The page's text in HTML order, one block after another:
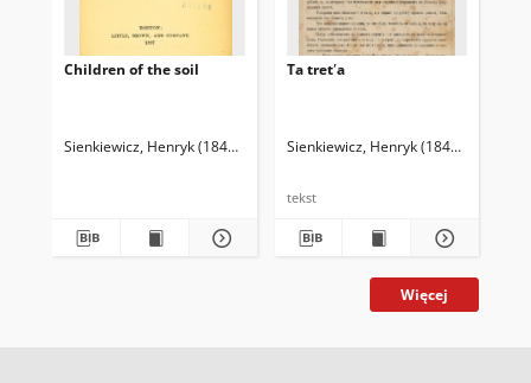
Children of the soil
Sienkiewicz, Henryk (1846-1916) Curtin, Jeremiah (1835-1906). Tł.
Ta tretʹa
Sienkiewicz, Henryk (1846-1916)
tekst
Więcej